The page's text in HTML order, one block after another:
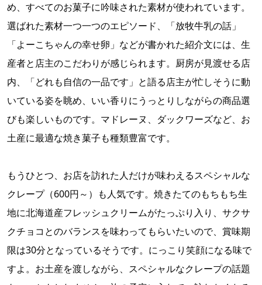
め、すべてのお菓子に吟味された素材が使われています。
選ばれた素材一つ一つのエピソード、「放牧牛乳の話」
「よーこちゃんの幸せ卵」などが書かれた紹介文には、生
産者と店主のこだわりが感じられます。厨房が見渡せる店
内、「どれも自信の一品です」と語る店主が忙しそうに動
いている姿を眺め、いい香りにうっとりしながらの商品選
びも楽しいものです。マドレーヌ、ダックワーズなど、お
土産に最適な焼き菓子も種類豊富です。
もうひとつ、お店を訪れた人だけが味わえるスペシャルな
クレープ（600円～）も人気です。焼きたてのもちもち生
地に北海道産フレッシュクリームがたっぷり入り、サクサ
クチョコとのバランスを味わってもらいたいので、賞味期
限は30分となっているそうです。にっこり笑顔になる味で
すよ。お土産を渡しながら、スペシャルなクレープの話題